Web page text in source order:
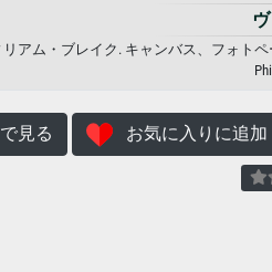
リアム・ブレイク. キャンバス、フォト
見る お気に入りに追加